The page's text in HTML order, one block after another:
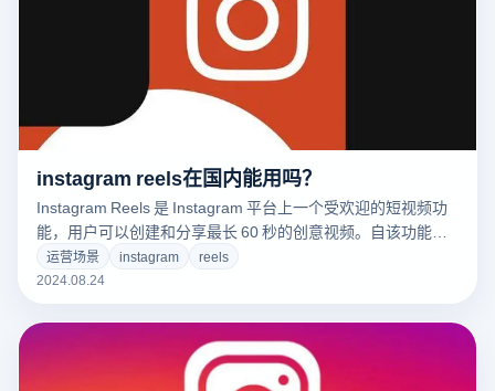
instagram reels在国内能用吗？
Instagram Reels 是 Instagram 平台上一个受欢迎的短视频功
能，用户可以创建和分享最长 60 秒的创意视频。自该功能推
出以来，全球用户对其给予了高度关注。然而，在中国大陆，
由于各种网络政策和应用限制，Instagram 及其附属功能
业正在探索如何在国内有效利用 Instagram Reels，并寻找适
当的替代方案和策略。本文将探讨 Instagram Reels 在中国的
可用性，并提供用户克服可能遇到的障碍的实用建议。
运营场景 instagram
reels
2024.08.24